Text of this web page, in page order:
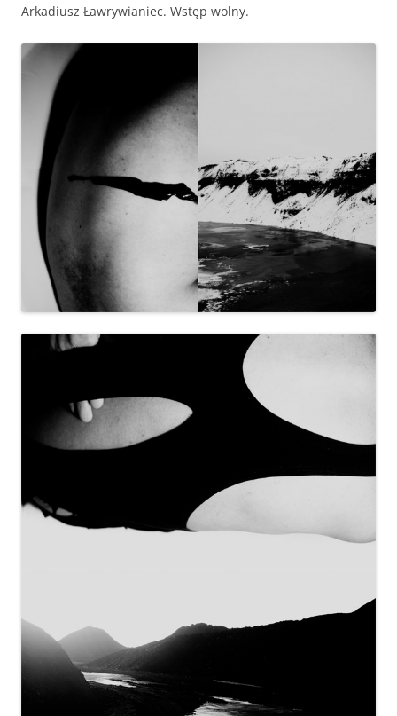
Arka­diusz Ławry­wian­iec. Wstęp wolny.